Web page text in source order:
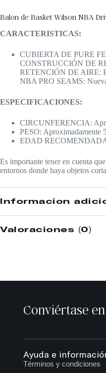
Balon de Basket Wilson NBA
CARACTERISTICAS:
CUBIERTA DE PURE
CONSTRUCCIÓN DE
RETENCIÓN DE AIRE: El
NBA PRO SEAMS: Nueva
ESPECIFICACIONES:
CIRCUNFERENCIA:
PESO: Aproximadamente
EDAD RECOMENDADA:
Es importante tener en cuenta
entornos donde haya objetos
Información
Valoraciones (0)
Conviértase
Ayuda e
Términos y condiciones